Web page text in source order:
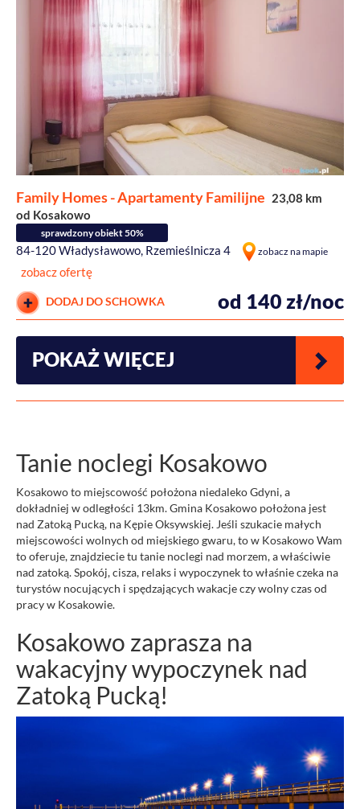
Family Homes - Apartamenty Familijne 23,08 km
od Kosakowo
sprawdzony obiekt 50%
84-120 Władysławowo, Rzemieślnicza 4 zobacz na mapie
zobacz ofertę
DODAJ DO SCHOWKA od 140 zł/noc
POKAŻ WIĘCEJ
Tanie noclegi Kosakowo
Kosakowo to miejscowość położona niedaleko Gdyni, a
dokładniej w odległości 13km. Gmina Kosakowo położona jest
nad Zatoką Pucką, na Kępie Oksywskiej. Jeśli szukacie małych
miejscowości wolnych od miejskiego gwaru, to w Kosakowo Wam
to oferuje, znajdziecie tu tanie noclegi nad morzem, a właściwie
nad zatoką. Spokój, cisza, relaks i wypoczynek to właśnie czeka na
turystów nocujących i spędzających wakacje czy wolny czas od
pracy w Kosakowie.
Kosakowo zaprasza na
wakacyjny wypoczynek nad
Zatoką Pucką!